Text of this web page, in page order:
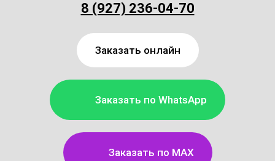
8 (927) 236-04-70
Заказать онлайн
Заказать по WhatsApp
Заказать по MAX